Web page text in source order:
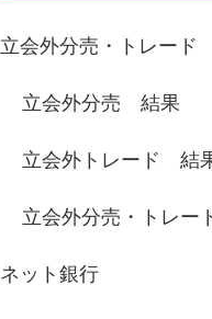
立会外分売・トレー
立会外分売 結果
立会外トレード 結
立会外分売・トレ
ネット銀行